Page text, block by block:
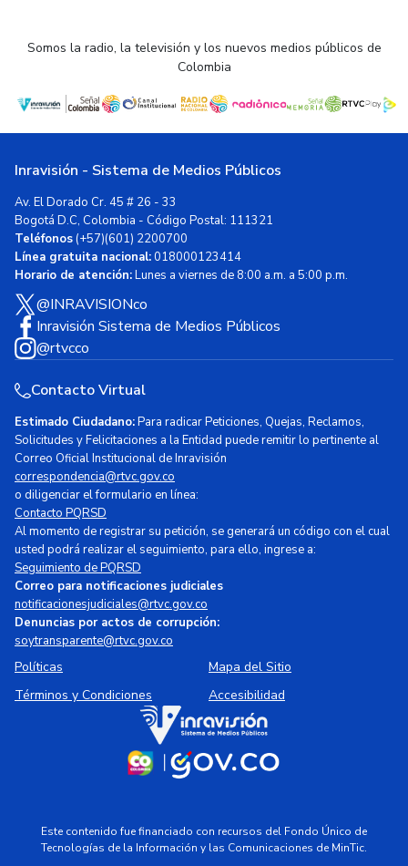
Somos la radio, la televisión y los nuevos medios públicos de
Colombia
Inravisión - Sistema de Medios Públicos
Av. El Dorado Cr. 45 # 26 - 33
Bogotá D.C, Colombia - Código Postal: 111321
Teléfonos(+57)(601) 2200700
Línea gratuita nacional:018000123414
Horario de atención:Lunes a viernes de 8:00 a.m. a 5:00 p.m.
@INRAVISIONco
Inravisión Sistema de Medios Públicos
@rtvcco
Contacto Virtual
Estimado Ciudadano:Para radicar Peticiones, Quejas, Reclamos,
Solicitudes y Felicitaciones a la Entidad puede remitir lo pertinente al
Correo Oficial Institucional de Inravisión
correspondencia@rtvc.gov.co
o diligenciar el formulario en línea:
Contacto PQRSD
Al momento de registrar su petición, se generará un código con el cual
usted podrá realizar el seguimiento, para ello, ingrese a:
Seguimiento de PQRSD
Correo para notificaciones judiciales
notificacionesjudiciales@rtvc.gov.co
Denuncias por actos de corrupción:
soytransparente@rtvc.gov.co
Políticas
Mapa del Sitio
Términos y Condiciones
Accesibilidad
Este contenido fue financiado con recursos del Fondo Único de
Tecnologías de la Información y las Comunicaciones de MinTic.